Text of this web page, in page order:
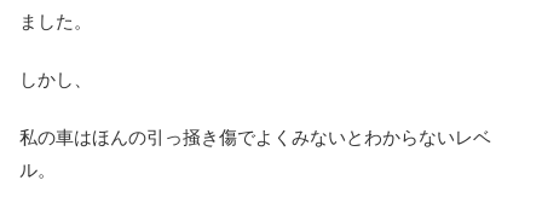
ました。
しかし、
私の車はほんの引っ掻き傷でよくみないとわからないレベ
ル。